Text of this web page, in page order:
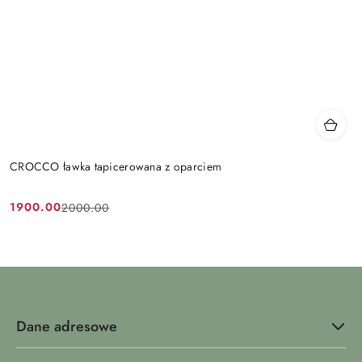
CROCCO ławka tapicerowana z oparciem
Cena
1900.00
Cena
2000.00
Dane adresowe